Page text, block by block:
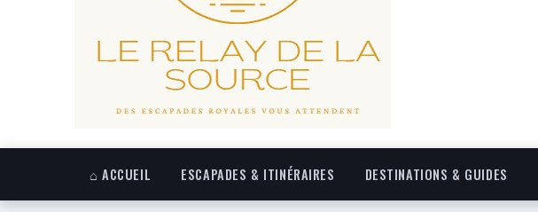
⌂ ACCUEIL ESCAPADES & ITINÉRAIRES DESTINATIONS & GUIDES